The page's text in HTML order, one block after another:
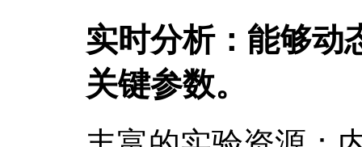
实时分析：能够动
关键参数。